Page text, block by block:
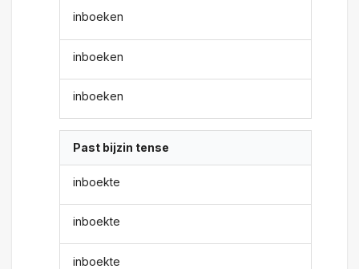
inboeken
inboeken
inboeken
Past bijzin tense
inboekte
inboekte
inboekte